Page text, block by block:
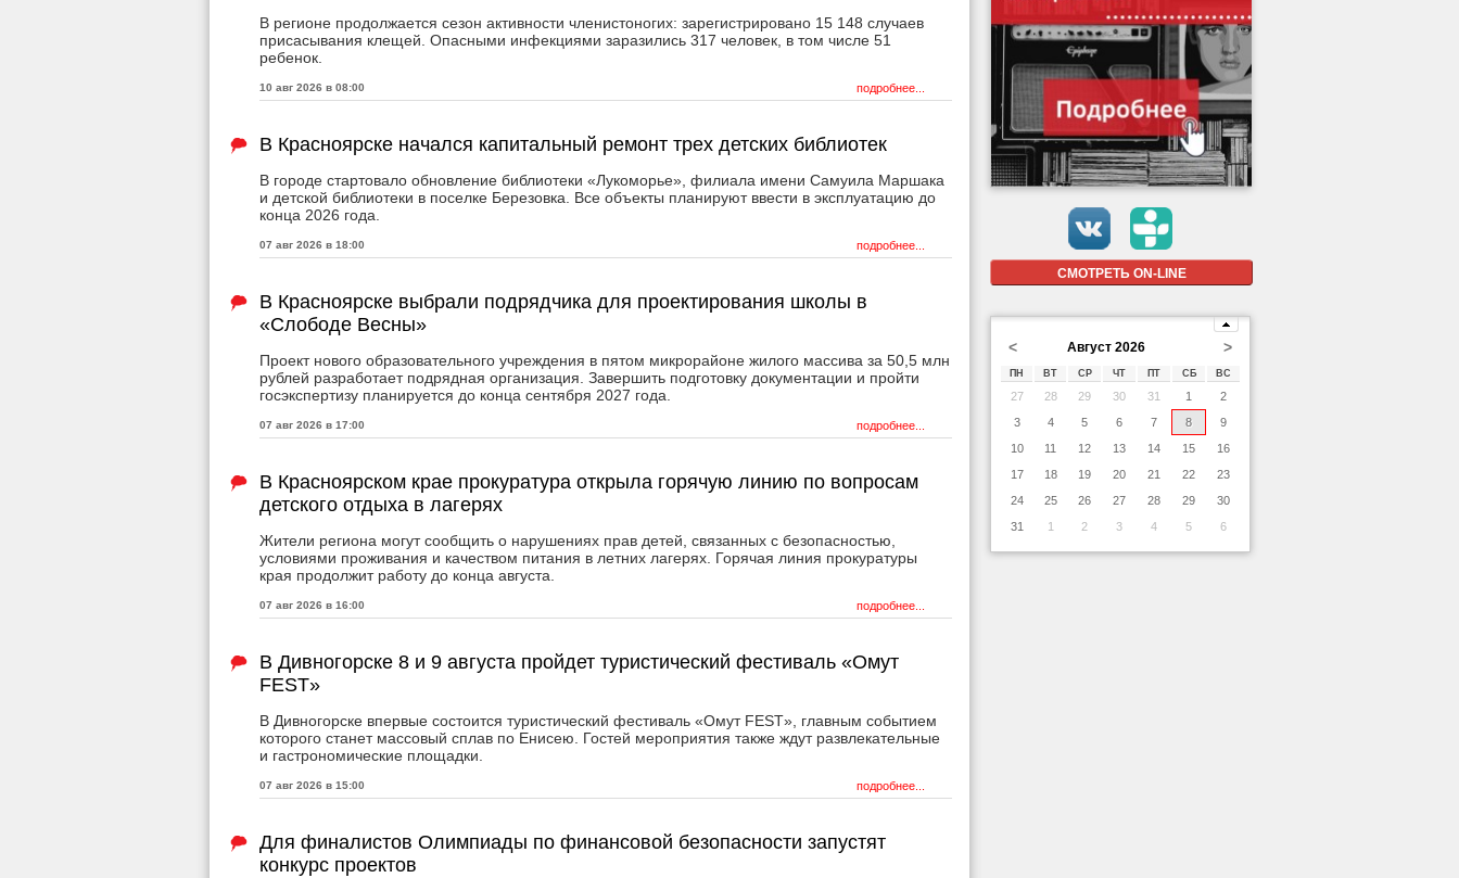
В регионе продолжается сезон активности членистоногих: зарегистрировано 15 148 случаев
присасывания клещей. Опасными инфекциями заразились 317 человек, в том числе 51
ребенок.
10 авг 2026 в 08:00 подробнее...
В Красноярске начался капитальный ремонт трех детских библиотек
В городе стартовало обновление библиотеки «Лукоморье», филиала имени Самуила Маршака
и детской библиотеки в поселке Березовка. Все объекты планируют ввести в эксплуатацию до
конца 2026 года.
07 авг 2026 в 18:00 подробнее...
В Красноярске выбрали подрядчика для проектирования школы в
«Слободе Весны»
Проект нового образовательного учреждения в пятом микрорайоне жилого массива за 50,5 млн
рублей разработает подрядная организация. Завершить подготовку документации и пройти
госэкспертизу планируется до конца сентября 2027 года.
07 авг 2026 в 17:00 подробнее...
В Красноярском крае прокуратура открыла горячую линию по вопросам
детского отдыха в лагерях
Жители региона могут сообщить о нарушениях прав детей, связанных с безопасностью,
условиями проживания и качеством питания в летних лагерях. Горячая линия прокуратуры
края продолжит работу до конца августа.
07 авг 2026 в 16:00 подробнее...
В Дивногорске 8 и 9 августа пройдет туристический фестиваль «Омут
FEST»
В Дивногорске впервые состоится туристический фестиваль «Омут FEST», главным событием
которого станет массовый сплав по Енисею. Гостей мероприятия также ждут развлекательные
и гастрономические площадки.
07 авг 2026 в 15:00 подробнее...
Для финалистов Олимпиады по финансовой безопасности запустят
конкурс проектов
СМОТРЕТЬ ON-LINE
< >
Август 2026
ПН ВТ СР ЧТ ПТ СБ ВС
27 28 29 30 31 1
2
3
4 5 6 7 8
9
10
11 12 13 14 15
16
17
18 19 20 21 22
23
24
25 26 27 28 29
30
31
1 2 3 4 5 6